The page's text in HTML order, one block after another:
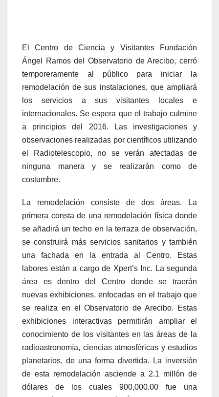
El Centro de Ciencia y Visitantes Fundación
Ángel Ramos del Observatorio de Arecibo, cerró
temporeramente al público para iniciar la
remodelación de sus instalaciones, que ampliará
los servicios a sus visitantes locales e
internacionales. Se espera que el trabajo culmine
a principios del 2016. Las investigaciones y
observaciones realizadas por científicos utilizando
el Radiotelescopio, no se verán afectadas de
ninguna manera y se realizarán como de
costumbre.
La remodelación consiste de dos áreas. La
primera consta de una remodelación física donde
se añadirá un techo en la terraza de observación,
se construirá más servicios sanitarios y también
una fachada en la entrada al Centro. Estas
labores están a cargo de Xpert’s Inc. La segunda
área es dentro del Centro donde se traerán
nuevas exhibiciones, enfocadas en el trabajo que
se realiza en el Observatorio de Arecibo. Estas
exhibiciones interactivas permitirán ampliar el
conocimiento de los visitantes en las áreas de la
radioastronomía, ciencias atmosféricas y estudios
planetarios, de una forma divertida. La inversión
de esta remodelación asciende a 2.1 millón de
dólares de los cuales 900,000.00 fue una